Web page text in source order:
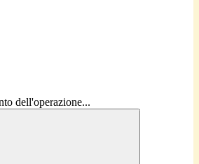
dell'operazione...